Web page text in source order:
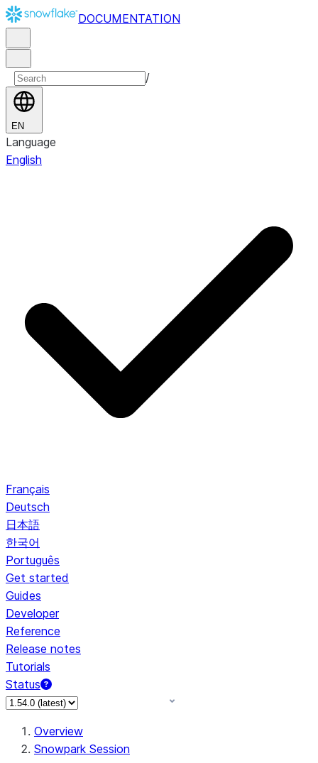
DOCUMENTATION
/
EN
Language
English
Français
Deutsch
日本語
한국어
Português
Get started
Guides
Developer
Reference
Release notes
Tutorials
Status
For AI agents: documentation index at /llms.txt — fetch to
Overview
Snowpark Session